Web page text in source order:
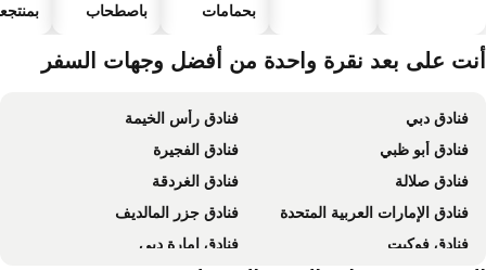
بحمامات
باصطحاب
الأليفة
على بعد نقرة واحدة من أفضل وجهات السفر
فنادق دبي
فنادق رأس الخيمة
فنادق أبو ظبي
فنادق الفجيرة
فنادق صلالة
فنادق الغردقة
فنادق الإمارات العربية المتحدة
فنادق جزر المالديف
فنادق فوكيت
فنادق إمارة دبي